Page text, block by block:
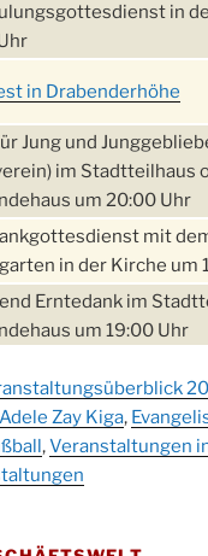
in
in Drabenderhöhe
Jung und
im Stadtteilhaus
um 20:00 Uhr
mit
in der Kirche um
Erntedank im
um 19:00 Uhr
um 14:00 Uhr
im
Adele Zay Kiga,
,Veranstaltungen